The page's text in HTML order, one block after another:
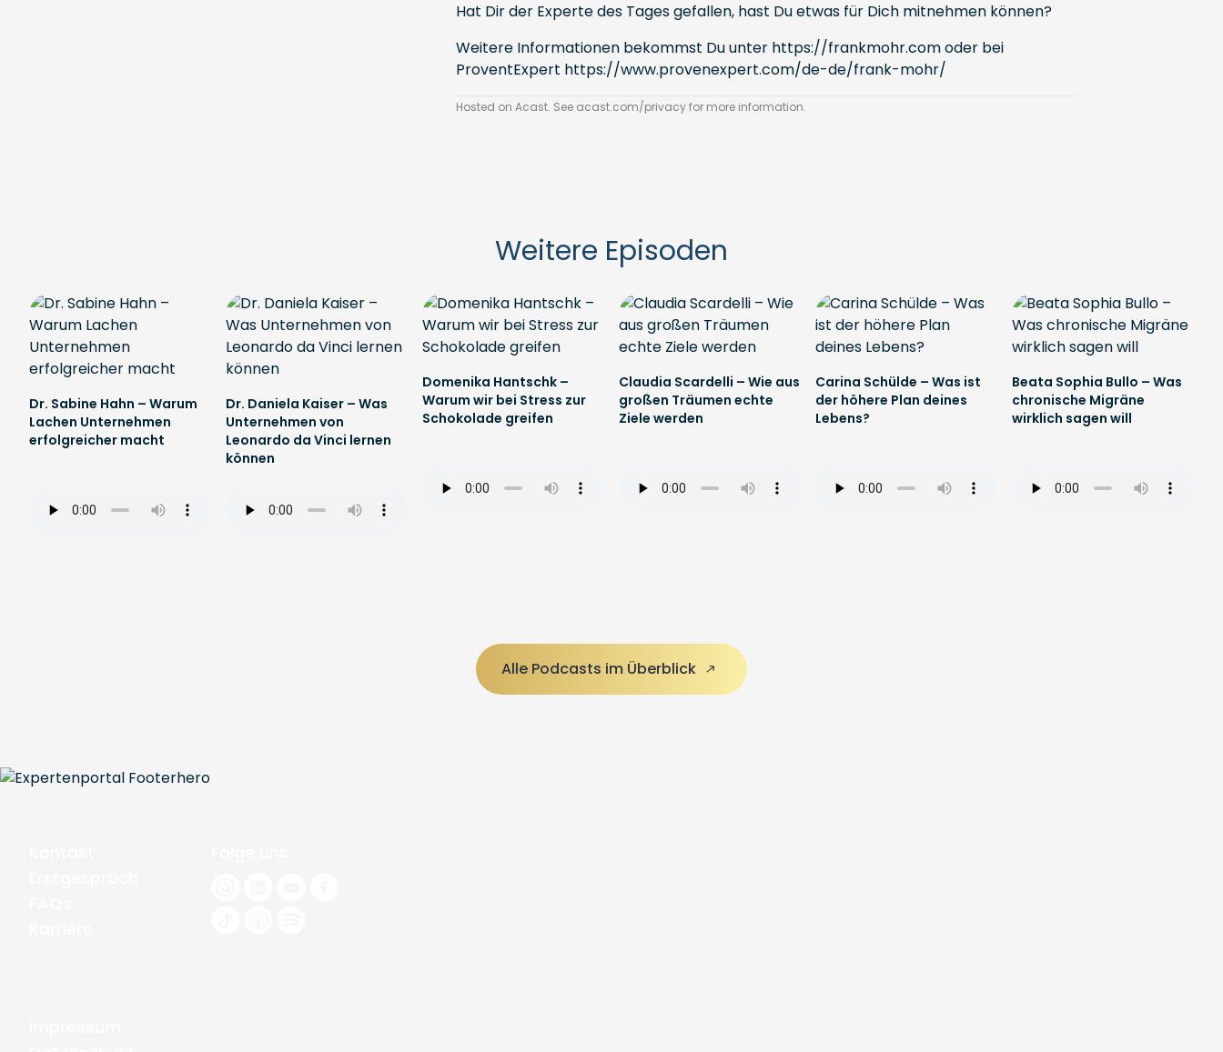
Hat Dir der Experte des Tages gefallen, hast Du etwas für Dich mitnehmen können?
Weitere Informationen bekommst Du unter https://frankmohr.comoder bei
ProventExpert https://www.provenexpert.com/de-de/frank-mohr/
Hosted on Acast. See acast.com/privacyfor more information.
Weitere Episoden
Dr. Sabine Hahn – Warum
Lachen Unternehmen
erfolgreicher macht
Dr. Daniela Kaiser – Was
Unternehmen von
Leonardo da Vinci lernen
können
Domenika Hantschk –
Warum wir bei Stress zur
Schokolade greifen
Claudia Scardelli – Wie aus
großen Träumen echte
Ziele werden
Carina Schülde – Was ist
der höhere Plan deines
Lebens?
Beata Sophia Bullo – Was
chronische Migräne
wirklich sagen will
Alle Podcasts im Überblick